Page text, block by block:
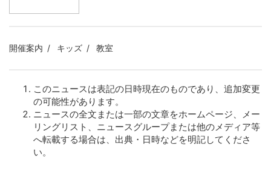
開催案内 キッズ 教室
このニュースは表記の日時現在のものであり、追加変更
の可能性があります。
ニュースの全文または一部の文章をホームページ、メー
リングリスト、ニュースグループまたは他のメディア等
へ転載する場合は、出典・日時などを明記してくださ
い。